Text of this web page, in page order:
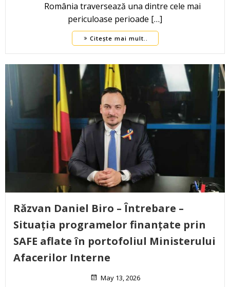
România traversează una dintre cele mai
periculoase perioade […]
Citește mai mult..
Răzvan Daniel Biro – Întrebare –
Situația programelor finanțate prin
SAFE aflate în portofoliul Ministerului
Afacerilor Interne
May 13, 2026